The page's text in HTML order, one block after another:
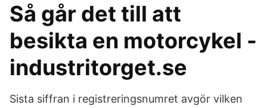
Så går det till att
besikta en motorcykel -
industritorget.se
Sista siffran i registreringsnumret avgör vilken